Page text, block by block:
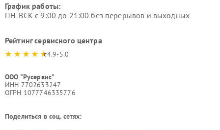
График работы:
ПН-ВСК с 9:00 до 21:00 без перерывов и выходных
Рейтинг сервисного центра
4.9-5.0
ООО "Русервис"
ИНН 7702633247
ОГРН 1077746335776
Поделиться в соц. сетях: